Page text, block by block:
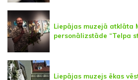
Liepājas muzejā atklāta
personālizstāde “Telpa
Liepājas muzejs ēkas